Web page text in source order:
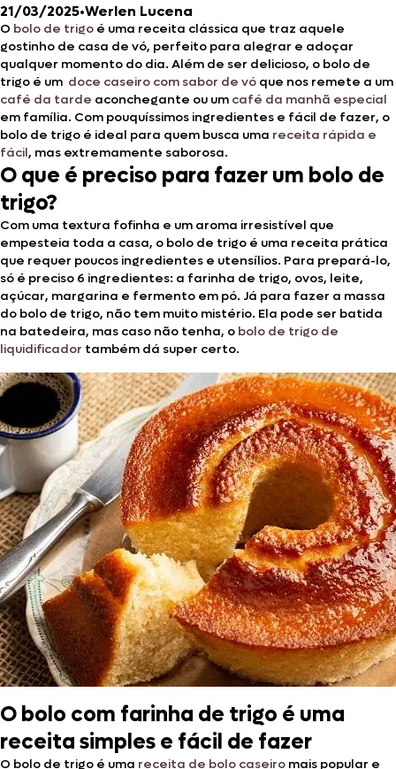
21/03/2025•Werlen Lucena
O bolo de trigo é uma receita clássica que traz aquele
gostinho de casa de vó, perfeito para alegrar e adoçar
qualquer momento do dia. Além de ser delicioso, o bolo de
trigo é um doce caseiro com sabor de vó que nos remete a um
café da tarde aconchegante ou um café da manhã especial
em família. Com pouquíssimos ingredientes e fácil de fazer, o
bolo de trigo é ideal para quem busca uma receita rápida e
fácil, mas extremamente saborosa.
O que é preciso para fazer um bolo de
trigo?
Com uma textura fofinha e um aroma irresistível que
empesteia toda a casa, o bolo de trigo é uma receita prática
que requer poucos ingredientes e utensílios. Para prepará-lo,
só é preciso 6 ingredientes: a farinha de trigo, ovos, leite,
açúcar, margarina e fermento em pó. Já para fazer a massa
do bolo de trigo, não tem muito mistério. Ela pode ser batida
na batedeira, mas caso não tenha, o bolo de trigo de
liquidificador também dá super certo.
O bolo com farinha de trigo é uma
receita simples e fácil de fazer
O bolo de trigo é uma receita de bolo caseiro mais popular e